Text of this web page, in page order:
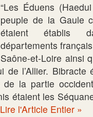
“Les Éduens
peuple de la Gaule
étaient établis
départements
Saône-et-Loire ainsi
de l’Allier.
de la partie
étaient les
Lire l'Article Entier »